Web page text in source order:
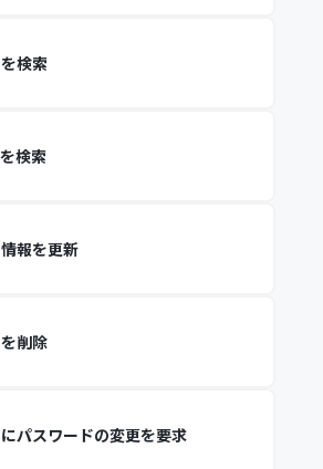
検索
検索
報を更新
削除
パスワードの変更を要求